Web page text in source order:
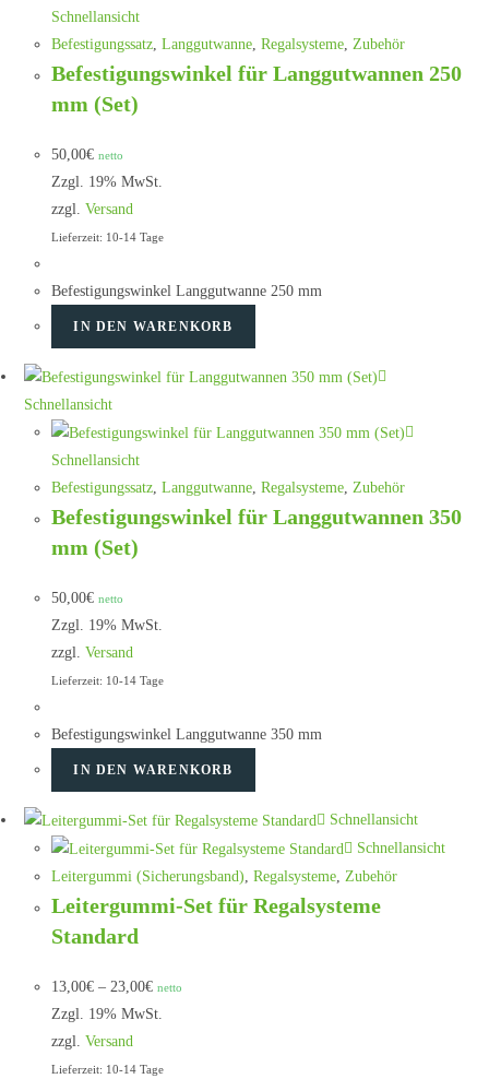
Schnellansicht
Befestigungssatz,Langgutwanne,Regalsysteme,Zubehör
Befestigungswinkel für Langgutwannen 250
mm (Set)
50,00€ netto
Zzgl. 19% MwSt.
zzgl.Versand
Lieferzeit: 10-14 Tage
Befestigungswinkel Langgutwanne 250 mm
IN DEN WARENKORB
Schnellansicht
Schnellansicht
Befestigungssatz,Langgutwanne,Regalsysteme,Zubehör
Befestigungswinkel für Langgutwannen 350
mm (Set)
50,00€ netto
Zzgl. 19% MwSt.
zzgl.Versand
Lieferzeit: 10-14 Tage
Befestigungswinkel Langgutwanne 350 mm
IN DEN WARENKORB
Schnellansicht
Schnellansicht
Leitergummi (Sicherungsband),Regalsysteme,Zubehör
Leitergummi-Set für Regalsysteme
Standard
13,00€ –23,00€ netto
Zzgl. 19% MwSt.
zzgl.Versand
Lieferzeit: 10-14 Tage